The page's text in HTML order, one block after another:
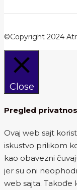
©Copyright 2024
Close
Pregled
Ovaj web sajt
iskustvo prilikom
kao obavezni
jer su oni
web sajta. Takođe